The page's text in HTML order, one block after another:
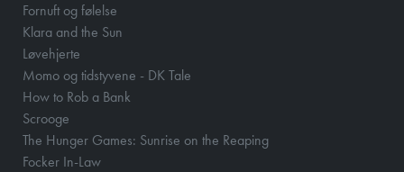
Fornuft og følelse
Klara and the Sun
Løvehjerte
Momo og tidstyvene - DK Tale
How to Rob a Bank
Scrooge
The Hunger Games: Sunrise on the Reaping
Focker In-Law